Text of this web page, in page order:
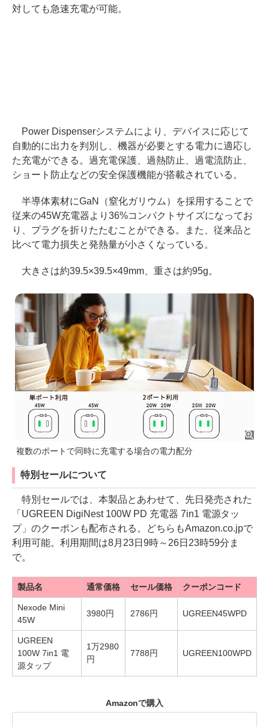
対しても急速充電が可能。
Power Dispenserシステムにより、デバイスに応じて
自動的に出力を判別し、機器が必要とする電力に適応し
た充電ができる。過充電保護、過熱防止、過電流防止、
ショート防止などの安全保護機能が搭載されている。
半導体素材にGaN（窒化ガリウム）を採用することで
従来の45W充電器より36%コンパクトサイズになってお
り、プラグを折りたたむことができる。また、従来品と
比べて電力損失と発熱量が小さくなっている。
大きさは約39.5×39.5×49mm、重さは約95g。
複数のポートで同時に充電する場合の電力配分
特別セールについて
特別セールでは、本製品とあわせて、先日発売された
「UGREEN DigiNest 100W PD 充電器 7in1 電源タッ
プ」のクーポンも配布される。どちらもAmazon.co.jpで
利用可能。利用期間は8月23日9時～26日23時59分ま
で。
製品名 通常価格 セール価格 クーポンコード
Nexode Mini
45W
3980円 2786円 UGREEN45WPD
UGREEN
100W 7in1 電
源タップ
1万2980
円
7788円 UGREEN100WPD
Amazonで購入